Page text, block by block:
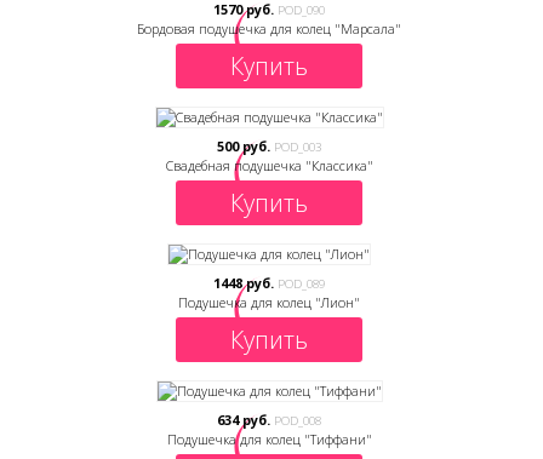
1570 руб. POD_090
Бордовая подушечка для колец "Марсала"
Купить
500 руб. POD_003
Свадебная подушечка "Классика"
Купить
1448 руб. POD_089
Подушечка для колец "Лион"
Купить
634 руб. POD_008
Подушечка для колец "Тиффани"